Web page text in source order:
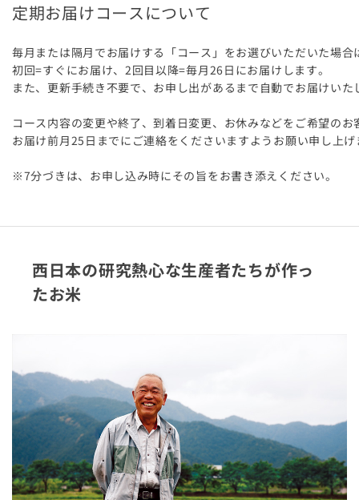
定期お届けコースについて
毎月または隔月でお届けする「コース」をお選びいただいた場合
初回=すぐにお届け、2回目以降=毎月26日にお届けします。
また、更新手続き不要で、お申し出があるまで自動でお届けいた
コース内容の変更や終了、到着日変更、お休みなどをご希望のお
お届け前月25日までにご連絡をくださいますようお願い申し上
※7分づきは、お申し込み時にその旨をお書き添えください。
西日本の研究熱心な生産者たちが作っ
たお米